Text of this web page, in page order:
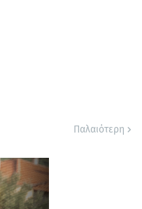
Παλαιότερη